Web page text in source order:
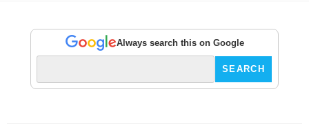
Always search this on Google